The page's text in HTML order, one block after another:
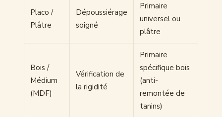
Placo /
Plâtre
Dépoussiérage
soigné
Primaire
universel ou
plâtre
Bois /
Médium
(MDF)
Vérification de
la rigidité
Primaire
spécifique bois
(anti-
remontée de
tanins)